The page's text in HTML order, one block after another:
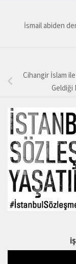
İsmail abiden
Cihangir İslam
Geldiği